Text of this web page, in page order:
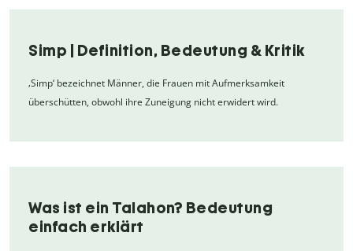
Simp | Definition, Bedeutung & Kritik
‚Simp‘ bezeichnet Männer, die Frauen mit Aufmerksamkeit
überschütten, obwohl ihre Zuneigung nicht erwidert wird.
Was ist ein Talahon? Bedeutung
einfach erklärt